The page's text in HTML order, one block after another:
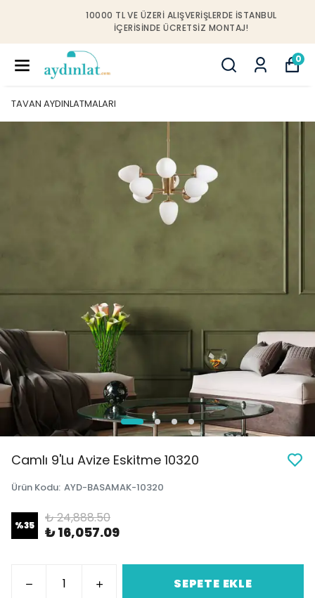
10000 TL VE ÜZERI ALIŞVERIŞLERDE İSTANBUL
IÇERISINDE ÜCRETSIZ MONTAJ!
0
TAVAN AYDINLATMALARI
Camlı 9'Lu Avize Eskitme 10320
Ürün Kodu: AYD-BASAMAK-10320
%35 ₺ 24,888.50
₺ 16,057.09
SEPETE EKLE